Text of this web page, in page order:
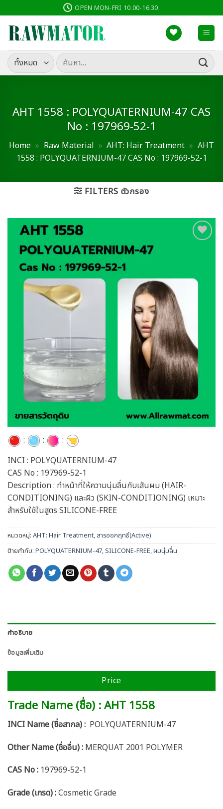
ไป
เนื้อหา
OPEN MON-FRI 10.00-16.30.
ค้นหา:
AHT 1558 : POLYQUATERNIUM-47 CAS
No : 197969-52-1
Home » Raw Material » AHT: Hair Treatment » AHT
1558 : POLYQUATERNIUM-47 CAS No : 197969-52-1
FILTERS ตัวกรอง
: :
:
INCI : POLYQUATERNIUM-47
CAS No : 197969-52-1
Description : ทำหน้าที่ให้ความนุ่มลื่นกับเส้นผม (HAIR-
CONDITIONING) และผิว (SKIN-CONDITIONING) เหมาะ
สำหรับใช้ในสูตร SILICONE-FREE
หมวดหมู่: AHT: Hair Treatment, สารออกฤทธิ์(Active)
ป้ายกำกับ: POLYQUATERNIUM-47,SILICONE-FREE,ผมนุ่มลื่น
คำอธิบาย
ข้อมูลเพิ่มเติม
Price
Trade Name (ชื่อ) : AHT 1558
INCI Name (ชื่อสากล) : POLYQUATERNIUM-47
Other Name (ชื่ออื่น) : MERQUAT 2001 POLYMER
CAS No : 197969-52-1
Grade (เกรด) :Cosmetic Grade